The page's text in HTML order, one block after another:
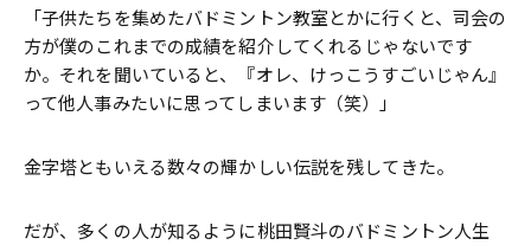
「子供たちを集めたバドミントン教室とかに行くと、司会の
方が僕のこれまでの成績を紹介してくれるじゃないです
か。それを聞いていると、『オレ、けっこうすごいじゃん』
って他人事みたいに思ってしまいます（笑）」
金字塔ともいえる数々の輝かしい伝説を残してきた。
だが、多くの人が知るように桃田賢斗のバドミントン人生